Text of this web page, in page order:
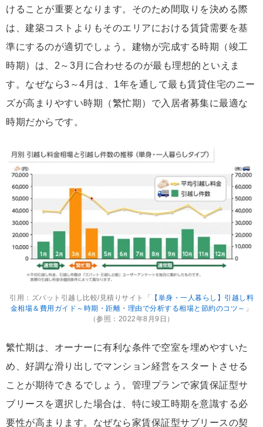
けることが重要となります。そのため間取りを決める際
は、建築コストよりもそのエリアにおける賃貸需要を基
準にするのが適切でしょう。建物が完成する時期（竣工
時期）は、2～3月に合わせるのが最も理想的といえま
す。なぜなら3～4月は、1年を通して最も賃貸住宅のニー
ズが高まりやすい時期（繁忙期）で入居者募集に最適な
時期だからです。
引用：ズバット引越し比較/見積りサイト「 【単身・一人暮らし】引越し料
金相場＆費用ガイド～時期・距離・理由で分析する相場と節約のコツ～ 」
（参照：2022年8月9日）
繁忙期は、オーナーに有利な条件で空室を埋めやすいた
め、好調な滑り出しでマンション経営をスタートさせる
ことが期待できるでしょう。管理プランで家賃保証型サ
ブリースを選択した場合は、特に竣工時期を意識する必
要性が高まります。なぜなら家賃保証型サブリースの契